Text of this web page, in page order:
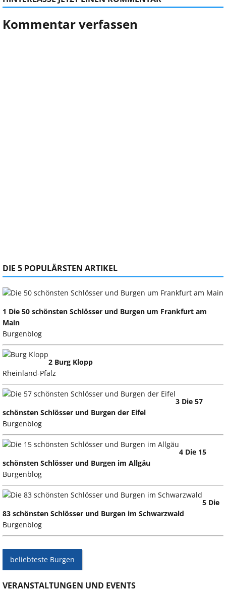
Kommentar verfassen
DIE 5 POPULÄRSTEN ARTIKEL
1 Die 50 schönsten Schlösser und Burgen um Frankfurt am
Main
Burgenblog
2 Burg Klopp
Rheinland-Pfalz
3 Die 57
schönsten Schlösser und Burgen der Eifel
Burgenblog
4 Die 15
schönsten Schlösser und Burgen im Allgäu
Burgenblog
5 Die
83 schönsten Schlösser und Burgen im Schwarzwald
Burgenblog
beliebteste Burgen
VERANSTALTUNGEN UND EVENTS